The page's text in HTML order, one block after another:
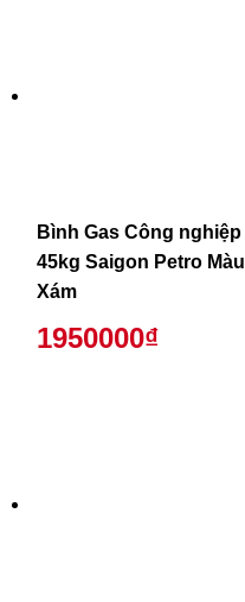
Bình Gas Công nghiệp
45kg Saigon Petro Màu
Xám
1950000₫